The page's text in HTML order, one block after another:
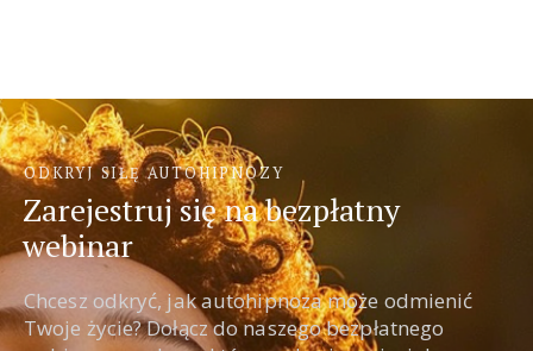
ODKRYJ SIŁĘ AUTOHIPNOZY
Zarejestruj się na bezpłatny
webinar
Chcesz odkryć, jak autohipnoza może odmienić
Twoje życie? Dołącz do naszego bezpłatnego